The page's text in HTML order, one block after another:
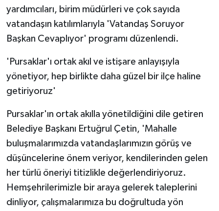
yardımcıları, birim müdürleri ve çok sayıda
vatandaşın katılımlarıyla 'Vatandaş Soruyor
Başkan Cevaplıyor' programı düzenlendi.
'Pursaklar'ı ortak akıl ve istişare anlayışıyla
yönetiyor, hep birlikte daha güzel bir ilçe haline
getiriyoruz'
Pursaklar'ın ortak akılla yönetildiğini dile getiren
Belediye Başkanı Ertuğrul Çetin, 'Mahalle
buluşmalarımızda vatandaşlarımızın görüş ve
düşüncelerine önem veriyor, kendilerinden gelen
her türlü öneriyi titizlikle değerlendiriyoruz.
Hemşehrilerimizle bir araya gelerek taleplerini
dinliyor, çalışmalarımıza bu doğrultuda yön
Kadın
KÜLTÜR SANAT
Otomobil
Sağlık
SİYASET
SPOR HABERLERİ
TEKNOLOJİ